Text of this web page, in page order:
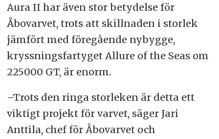
Aura II har även stor betydelse för
Åbovarvet, trots att skillnaden i storlek
jämfört med föregående nybygge,
kryssningsfartyget Allure of the Seas om
225000 GT, är enorm.
–Trots den ringa storleken är detta ett
viktigt projekt för varvet, säger Jari
Anttila, chef för Åbovarvet och